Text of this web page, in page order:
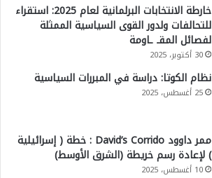
خارطة الانتخابات البرلمانية لعام 2025: استقراء
للتحالفات ولدور القوى السياسية الممثلة
لفصائل المقـ ـاومة
30 أكتوبر، 2025
نظام الكوتا: دراسة في المبررات السياسية
25 أغسطس، 2025
ممر داوود David’s Corrido : خطة ( إسرائيلية
) لإعادة رسم خريطة (الشرق الأوسط)
10 أغسطس، 2025